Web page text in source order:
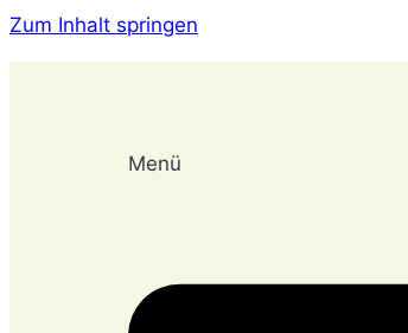
Zum Inhalt springen
Menü